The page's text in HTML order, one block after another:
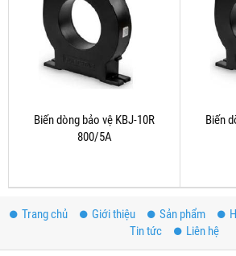
Biến dòng bảo vệ KBJ-10R
800/5A
Biến
Trang chủ Giới thiệu Sản phẩm
Tin tức
Liên hệ